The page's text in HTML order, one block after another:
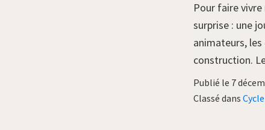
Pour faire
surprise : une
animateurs,
construction.
Publié le 7
Classé dans